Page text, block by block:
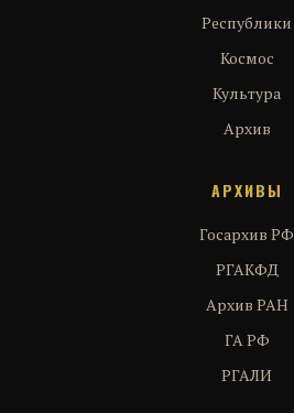
Республики
Космос
Культура
Архив
АРХИВЫ
Госархив РФ
РГАКФД
Архив РАН
ГА РФ
РГАЛИ